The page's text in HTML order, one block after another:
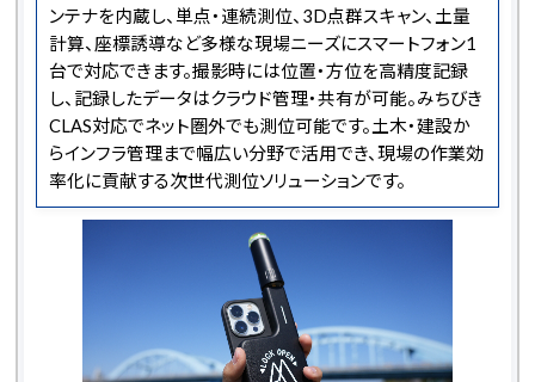
ンテナを内蔵し、単点・連続測位、3D点群スキャン、土量
計算、座標誘導など多様な現場ニーズにスマートフォン1
台で対応できます。撮影時には位置・方位を高精度記録
し、記録したデータはクラウド管理・共有が可能。みちびき
CLAS対応でネット圏外でも測位可能です。土木・建設か
らインフラ管理まで幅広い分野で活用でき、現場の作業効
率化に貢献する次世代測位ソリューションです。